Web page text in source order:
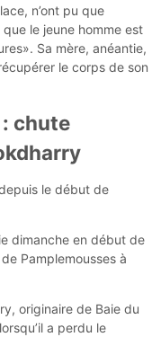
n’ont pu que
le jeune homme est
Sa mère, anéantie,
le corps de son
: chute
le début de
dimanche en début de
Pamplemousses à
originaire de Baie du
a perdu le